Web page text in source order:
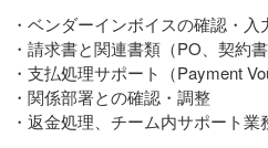
・ベンダーインボイスの確認・入
・請求書と関連書類（PO、契約
・支払処理サポート（Payment
・関係部署との確認・調整
・返金処理、チーム内サポート業